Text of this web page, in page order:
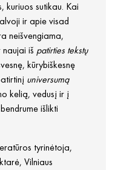
kuriuos sutikau. Kai
ir apie visad
neišvengiama,
iš patirties tekstų
kūrybiškesnę
universumą
kelią, vedusį ir į
išlikti
tyrinėtoja,
Vilniaus